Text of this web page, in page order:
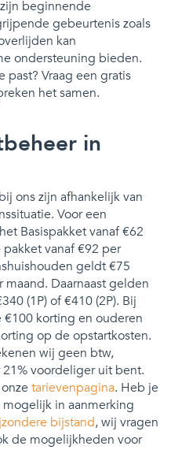
beginnende
gebeurtenis zoals
kan
ondersteuning bieden.
Vraag een gratis
het samen.
in
ons zijn afhankelijk van
Voor een
Basispakket vanaf €62
vanaf €92 per
geldt €75
maand. Daarnaast gelden
(1P) of €410 (2P). Bij
korting en ouderen
op de opstartkosten.
wij geen btw,
voordeliger uit bent.
tarievenpagina. Heb je
in aanmerking
bijstand, wij vragen
de mogelijkheden voor